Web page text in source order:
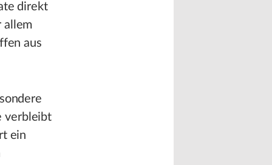
direkt
allem
aus
verbleibt
ein